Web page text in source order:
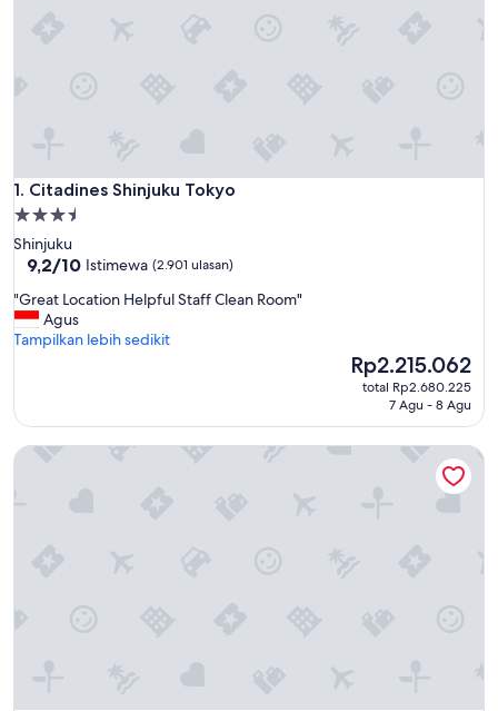
1. Citadines Shinjuku Tokyo
Citadines Shinjuku Tokyo
Properti
bintang
3.5
Shinjuku
9.2
10,
Istimewa,
(2.901
9,2/10 Istimewa (2.901 ulasan)
"
G
r
L
c
"Great Location Helpful Staff Clean Room"
Agus
Tampilkan lebih sedikit
Harga
sekarang
Rp2.215.062
Rp2.215.062
total Rp2.680.225
7 Agu - 8 Agu
Shinjuku16